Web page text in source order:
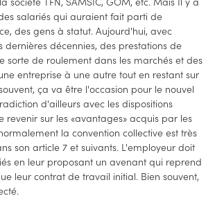
salariés qui auraient fait parti de
des gens à statut. Aujourd'hui, avec
dernières décennies, des prestations de
sorte de roulement dans les marchés et des
entreprise à une autre tout en restant sur
ça va être l'occasion pour le nouvel
d'ailleurs avec les dispositions
revenir sur les «avantages» acquis par les
la convention collective est très
son article 7 et suivants. L'employeur doit
en leur proposant un avenant qui reprend
leur contrat de travail initial. Bien souvent,